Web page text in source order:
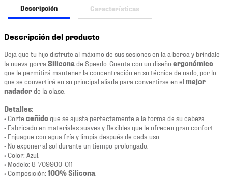
Descripción Características
Descripción del producto
Deja que tu hijo disfrute al máximo de sus sesiones en la alberca y bríndale
la nueva gorra Silicona de Speedo. Cuenta con un diseño ergonómico
que le permitirá mantener la concentración en su técnica de nado, por lo
que se convertirá en su principal aliada para convertirse en elmejor
nadadorde la clase.
Detalles:
• Corte ceñido que se ajusta perfectamente a la forma de su cabeza.
• Fabricado en materiales suaves y flexibles que le ofrecen gran confort.
• Enjuague con agua fría y limpia después de cada uso.
• No exponer al sol durante un tiempo prolongado.
• Color: Azul.
• Modelo: 8-709900-011
• Composición: 100% Silicona